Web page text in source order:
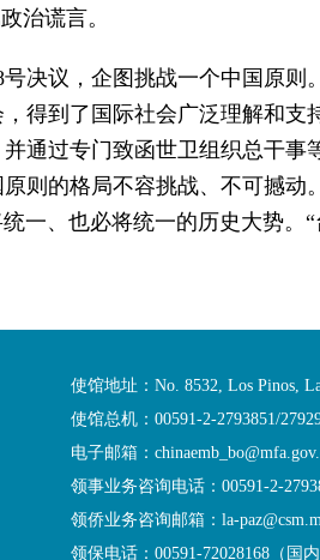
治谎言。
决议，企图挑战一个中国原则
得到了国际社会广泛理解和
通过专门致函世卫组织总干
则的格局不容挑战、不可撼
、也必将统一的历史大势。“
使馆地址：No. 8532, Los Pinos,
使馆总机：00591-2-2793851/
电子邮箱：
领事业务咨询电话：00591-2-
领侨业务咨询邮箱：la-
领保电话：00591-72028168（国